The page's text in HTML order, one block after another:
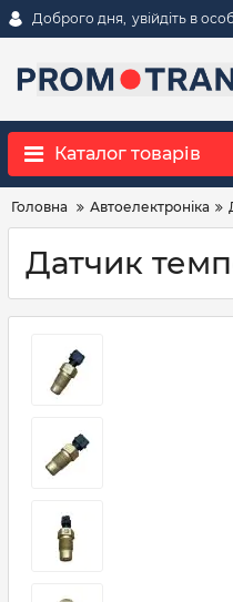
Доброго дня, увійдіть в
Каталог товарів
Головна Автоелектроніка
Датчик